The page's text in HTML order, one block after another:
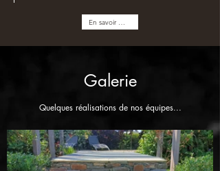
Galerie
Quelques réalisations de nos équipes...